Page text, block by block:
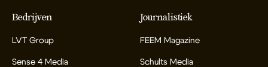
Bedrijven
LVT Group
Sense 4 Media
Journalistiek
FEEM Magazine
Schults Media